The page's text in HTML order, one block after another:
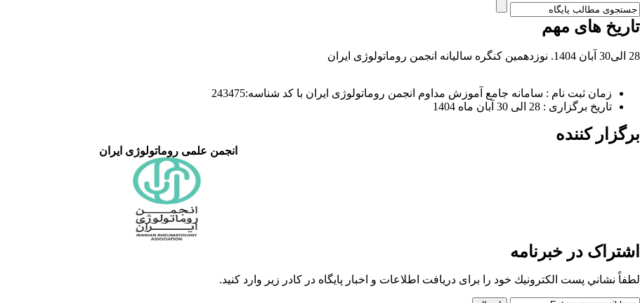
تاریخ های مهم
28 الی30 آبان 1404. نوزدهمین کنگره سالیانه انجمن روماتولوژی ایران
زمان ثبت نام : سامانه جامع آموزش مداوم انجمن روماتولوژی ایران با کد شناسه:243475
تاریخ برگزاری : 28 الی 30 آبان ماه 1404
برگزار کننده
انجمن علمی روماتولوژی ایران
اشتراک در خبرنامه
لطفاً نشاني پست الكترونيك خود را برای دريافت اطلاعات و اخبار پايگاه در كادر زير وارد كنيد.